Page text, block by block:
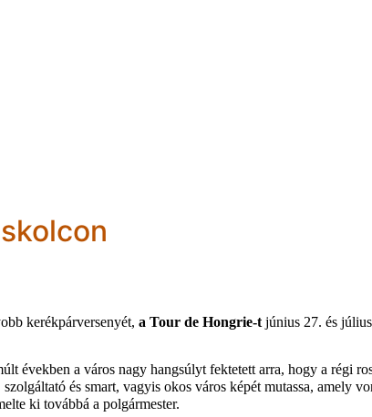
kerékpárversenyét, a Tour de Hongrie-t június 27. és
években a város nagy hangsúlyt fektetett arra, hogy a régi
és smart, vagyis okos város képét mutassa, amely
ki továbbá a polgármester.